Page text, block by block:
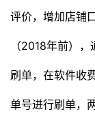
评价，增加店铺
（2018年前）
刷单，在软件收
单号进行刷单，